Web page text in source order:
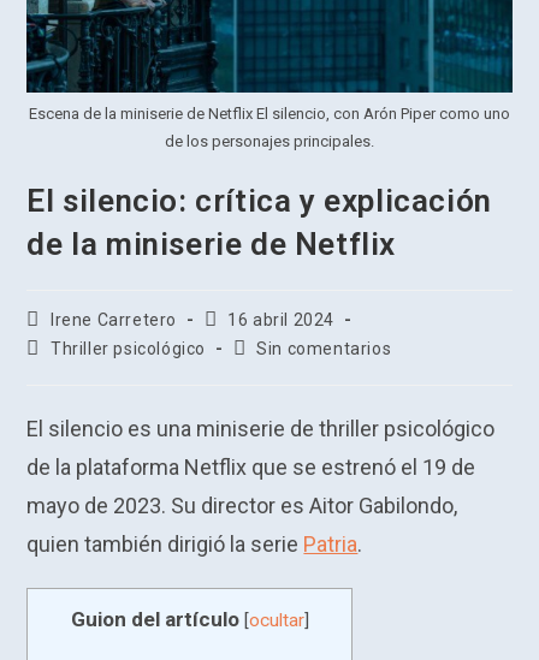
Escena de la miniserie de Netflix El silencio, con Arón Piper como uno
de los personajes principales.
El silencio: crítica y explicación
de la miniserie de Netflix
Autor
de
Irene Carretero
Publicación
de
16 abril 2024
Categoría
entrada:
Thriller psicológico
Comentarios
entrada:
Sin comentarios
El silencio es una miniserie de thriller psicológico
de la plataforma Netflix que se estrenó el 19 de
mayo de 2023. Su director es Aitor Gabilondo,
quien también dirigió la serie Patria.
Guion del artículo [ocultar]